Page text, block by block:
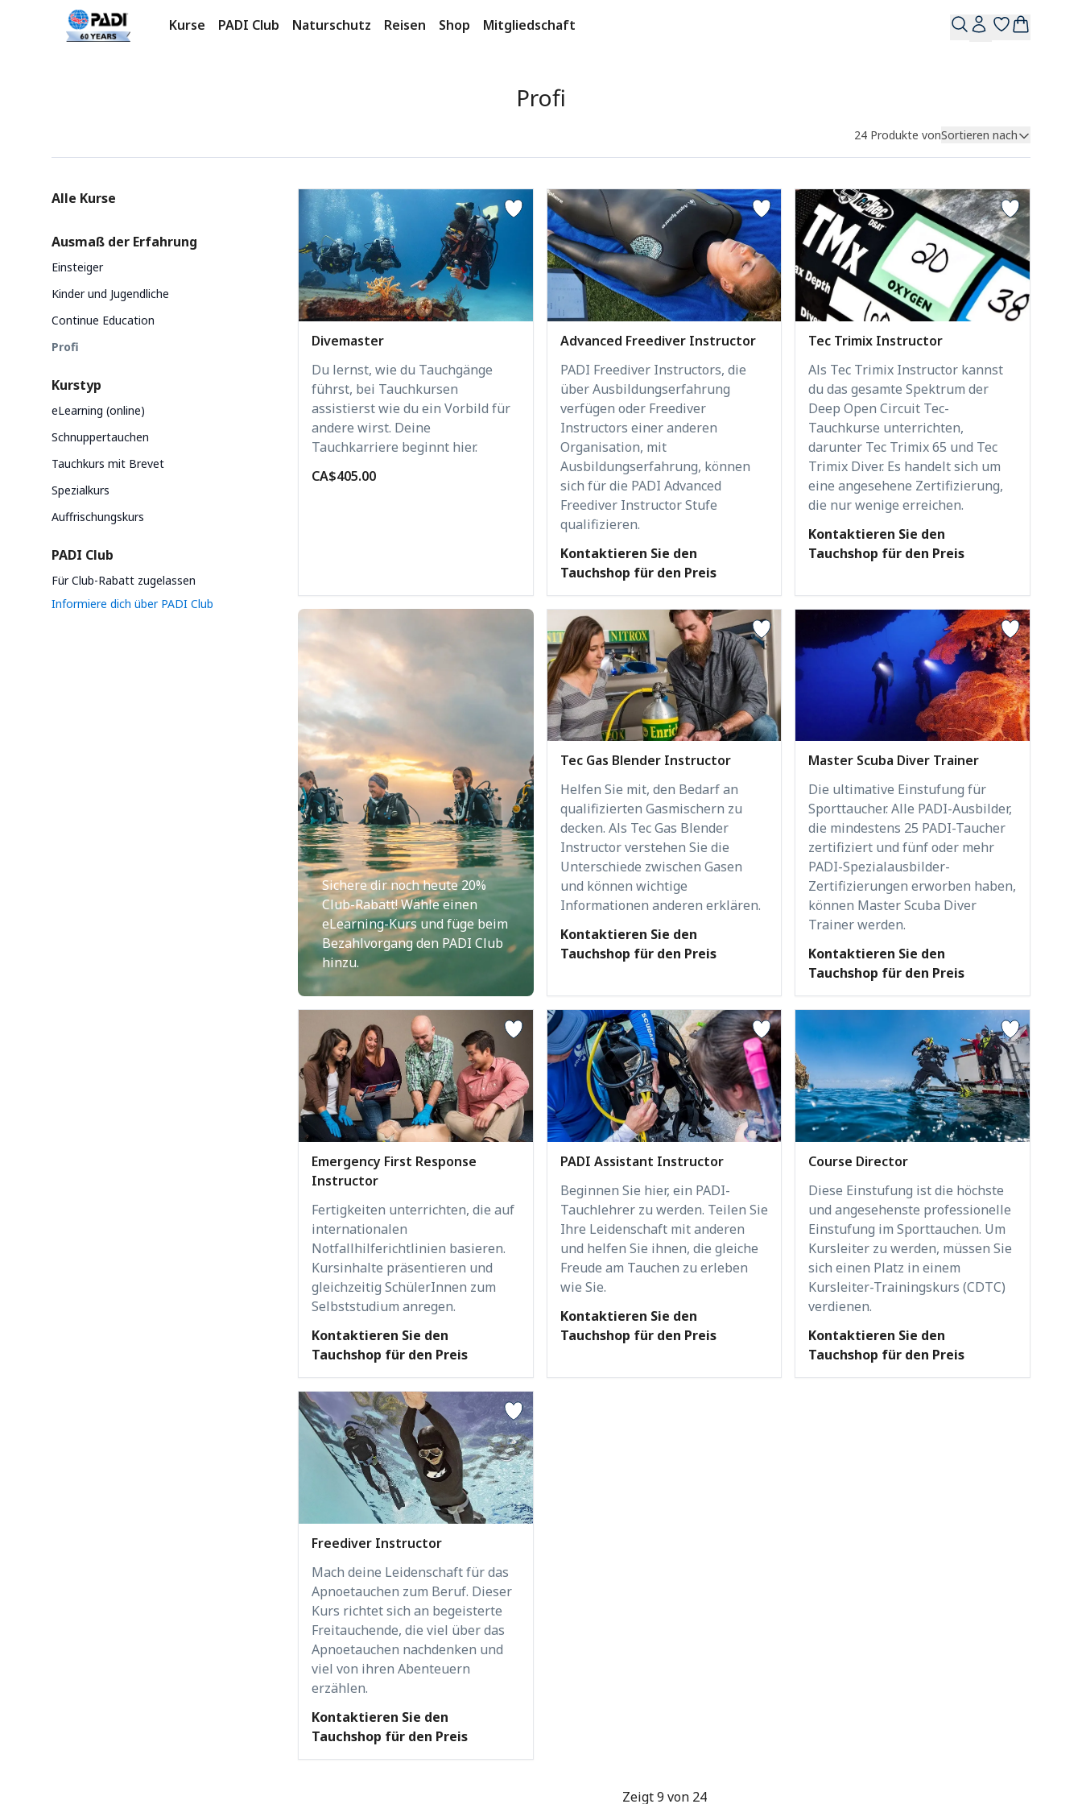
Kurse PADI Club Naturschutz Reisen Shop Mitgliedschaft
Profi
24 Produkte vonSortieren nach
Categories
Alle Kurse
Ausmaß der Erfahrung
Einsteiger
Kinder und Jugendliche
Continue Education
Profi
Kurstyp
eLearning (online)
Schnuppertauchen
Tauchkurs mit Brevet
Spezialkurs
Auffrischungskurs
PADI Club
Für Club-Rabatt zugelassen
Informiere dich über PADI Club
Divemaster
Du lernst, wie du Tauchgänge
führst, bei Tauchkursen
assistierst wie du ein Vorbild für
andere wirst. Deine
Tauchkarriere beginnt hier.
CA$405.00
Advanced Freediver Instructor
PADI Freediver Instructors, die
über Ausbildungserfahrung
verfügen oder Freediver
Instructors einer anderen
Organisation, mit
Ausbildungserfahrung, können
sich für die PADI Advanced
Freediver Instructor Stufe
qualifizieren.
Kontaktieren Sie den
Tauchshop für den Preis
Tec Trimix Instructor
Als Tec Trimix Instructor kannst
du das gesamte Spektrum der
Deep Open Circuit Tec-
Tauchkurse unterrichten,
darunter Tec Trimix 65 und Tec
Trimix Diver. Es handelt sich um
eine angesehene Zertifizierung,
die nur wenige erreichen.
Kontaktieren Sie den
Tauchshop für den Preis
Sichere dir noch heute 20%
Club-Rabatt! Wähle einen
eLearning-Kurs und füge beim
Bezahlvorgang den PADI Club
hinzu.
Tec Gas Blender Instructor
Helfen Sie mit, den Bedarf an
qualifizierten Gasmischern zu
decken. Als Tec Gas Blender
Instructor verstehen Sie die
Unterschiede zwischen Gasen
und können wichtige
Informationen anderen erklären.
Kontaktieren Sie den
Tauchshop für den Preis
Master Scuba Diver Trainer
Die ultimative Einstufung für
Sporttaucher. Alle PADI-Ausbilder,
die mindestens 25 PADI-Taucher
zertifiziert und fünf oder mehr
PADI-Spezialausbilder-
Zertifizierungen erworben haben,
können Master Scuba Diver
Trainer werden.
Kontaktieren Sie den
Tauchshop für den Preis
Emergency First Response
Instructor
Fertigkeiten unterrichten, die auf
internationalen
Notfallhilferichtlinien basieren.
Kursinhalte präsentieren und
gleichzeitig SchülerInnen zum
Selbststudium anregen.
Kontaktieren Sie den
Tauchshop für den Preis
PADI Assistant Instructor
Beginnen Sie hier, ein PADI-
Tauchlehrer zu werden. Teilen Sie
Ihre Leidenschaft mit anderen
und helfen Sie ihnen, die gleiche
Freude am Tauchen zu erleben
wie Sie.
Kontaktieren Sie den
Tauchshop für den Preis
Course Director
Diese Einstufung ist die höchste
und angesehenste professionelle
Einstufung im Sporttauchen. Um
Kursleiter zu werden, müssen Sie
sich einen Platz in einem
Kursleiter-Trainingskurs (CDTC)
verdienen.
Kontaktieren Sie den
Tauchshop für den Preis
Freediver Instructor
Mach deine Leidenschaft für das
Apnoetauchen zum Beruf. Dieser
Kurs richtet sich an begeisterte
Freitauchende, die viel über das
Apnoetauchen nachdenken und
viel von ihren Abenteuern
erzählen.
Kontaktieren Sie den
Tauchshop für den Preis
Zeigt 9 von 24